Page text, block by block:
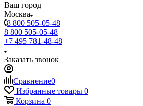
Ваш город
Москва
8 800 505-05-48
8 800 505-05-48
+7 495 781-48-48
Заказать звонок
Сравнение0
Избранные товары 0
Корзина 0